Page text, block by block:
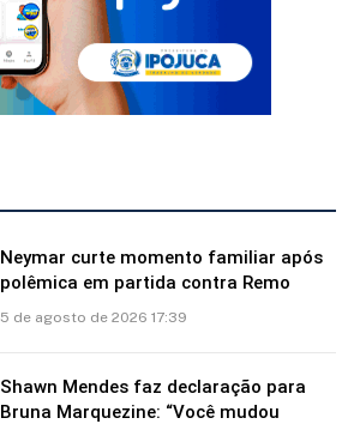
Neymar curte momento familiar após
polêmica em partida contra Remo
5 de agosto de 2026 17:39
Shawn Mendes faz declaração para
Bruna Marquezine: “Você mudou